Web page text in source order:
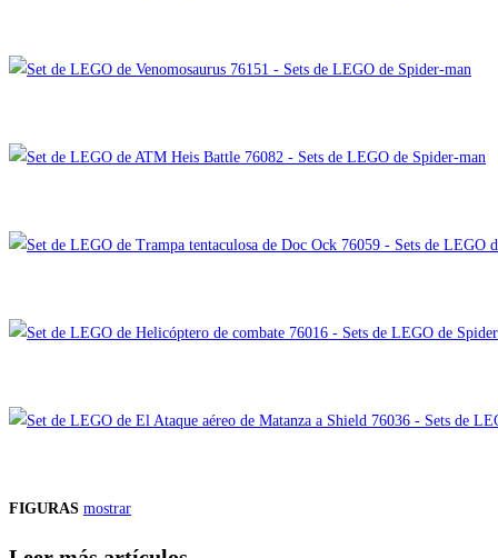
FIGURAS mostrar